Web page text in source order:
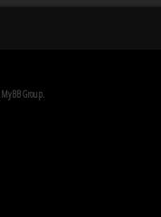
MyBB Group.